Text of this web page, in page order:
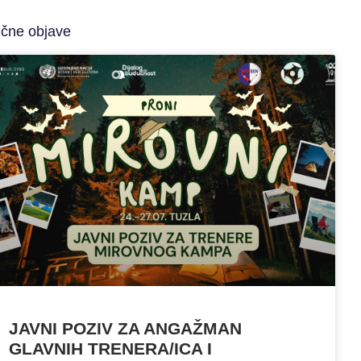
objave
JAVNI POZIV ZA ANGAŽMAN
GLAVNIH TRENERA/ICA I